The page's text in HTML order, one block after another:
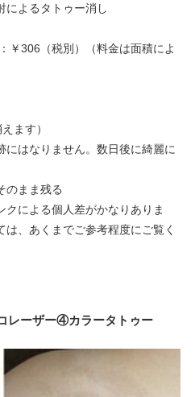
によるタトゥー消し
￥306（税別）（料金は面積によ
ます）
にはなりません。数日後に綺麗に
のまま残る
による個人差がかなりありま
、あくまでご参考程度にご覧く
レーザー④カラータトゥー